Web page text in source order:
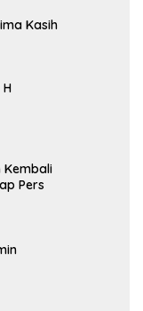
Kasih
Kembali
Pers